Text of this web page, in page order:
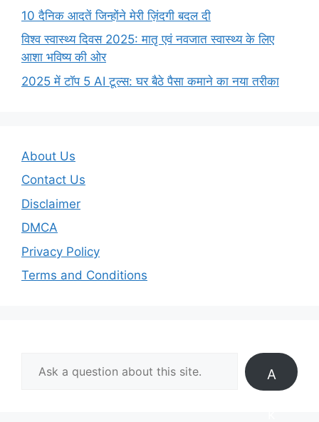
10 दैनिक आदतें जिन्होंने मेरी ज़िंदगी बदल दी
विश्व स्वास्थ्य दिवस 2025: मातृ एवं नवजात स्वास्थ्य के लिए
आशा भविष्य की ओर
2025 में टॉप 5 AI टूल्स: घर बैठे पैसा कमाने का नया तरीका
About Us
Contact Us
Disclaimer
DMCA
Privacy Policy
Terms and Conditions
A
s